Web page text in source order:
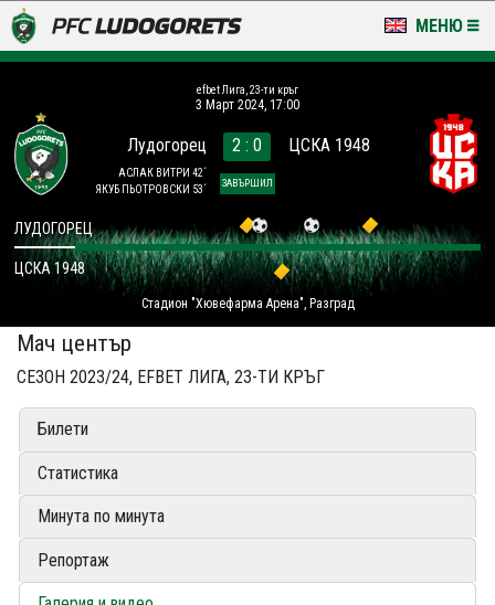
МЕНЮ
LUDOGORETS TV
НА ТЕРЕНА
СТАДИОН & БАЗИ
КЛУБ
ЗА ФЕНОВЕ
efbet Лига, 23-ти кръг
3 Март 2024, 17:00
Лудогорец
АСЛАК ВИТРИ 42´
ЯКУБ ПЬОТРОВСКИ 53´
2 : 0
ЗАВЪРШИЛ
ЦСКА 1948
Стадион "Хювефарма Арена", Разград
ЛУДОГОРЕЦ
ЦСКА 1948
Мач център
СЕЗОН 2023/24, EFBET ЛИГА, 23-ТИ КРЪГ
Билети
Статистика
Минута по минута
Репортаж